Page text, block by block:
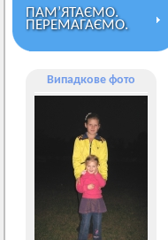
ПАМ’ЯТАЄМО.
ПЕРЕМАГАЄМО.
Випадкове фото